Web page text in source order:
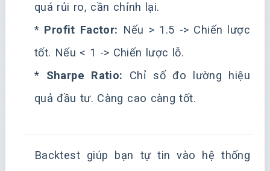
quá rủi ro, cần chỉnh lại.
* Profit Factor: Nếu > 1.5 -> Chiến lược
tốt. Nếu < 1 -> Chiến lược lỗ.
* Sharpe Ratio: Chỉ số đo lường hiệu
quả đầu tư. Càng cao càng tốt.
Backtest giúp bạn tự tin vào hệ thống